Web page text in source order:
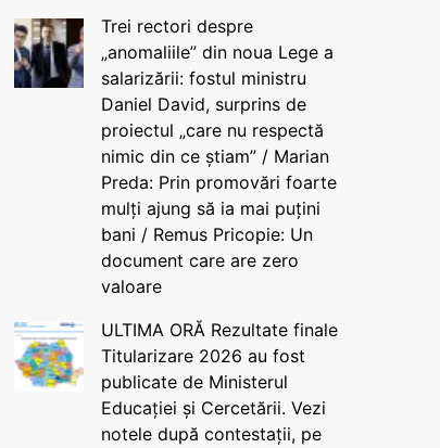
Trei rectori despre
„anomaliile” din noua Lege a
salarizării: fostul ministru
Daniel David, surprins de
proiectul „care nu respectă
nimic din ce știam” / Marian
Preda: Prin promovări foarte
mulți ajung să ia mai puțini
bani / Remus Pricopie: Un
document care are zero
valoare
ULTIMA ORĂ Rezultate finale
Titularizare 2026 au fost
publicate de Ministerul
Educației și Cercetării. Vezi
notele după contestații, pe